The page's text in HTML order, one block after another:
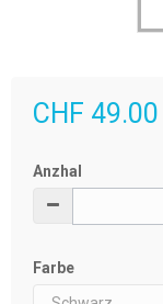
CHF 49.00
Anzhal
Farbe